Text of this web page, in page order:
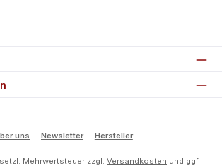
uns Newsletter Hersteller
Mehrwertsteuer zzgl. Versandkosten und ggf.